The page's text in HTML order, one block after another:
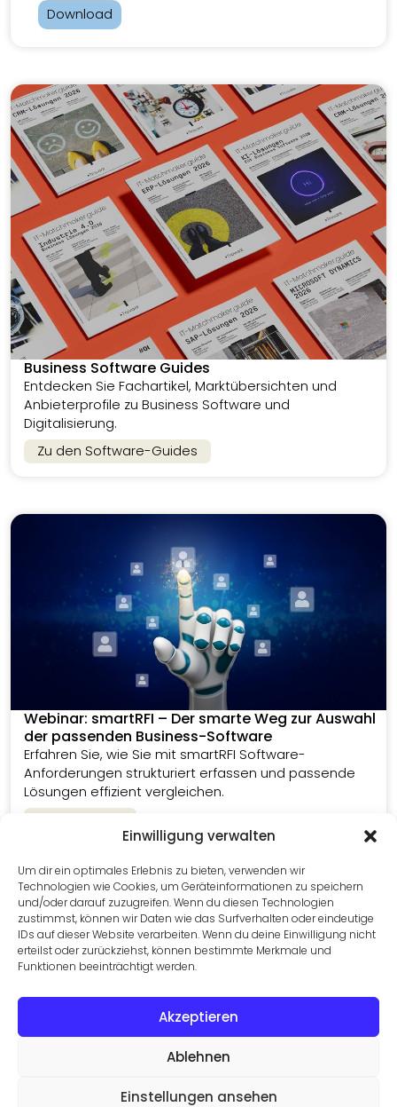
Einwilligung verwalten
Um dir ein optimales Erlebnis zu bieten, verwenden wir
Technologien wie Cookies, um Geräteinformationen zu speichern
und/oder darauf zuzugreifen. Wenn du diesen Technologien
zustimmst, können wir Daten wie das Surfverhalten oder eindeutige
IDs auf dieser Website verarbeiten. Wenn du deine Einwilligung nicht
erteilst oder zurückziehst, können bestimmte Merkmale und
Funktionen beeinträchtigt werden.
Akzeptieren
Ablehnen
Einstellungen ansehen
Download
Business Software Guides
Entdecken Sie Fachartikel, Marktübersichten und
Anbieterprofile zu Business Software und
Digitalisierung.
Zu den Software-Guides
Webinar: smartRFI – Der smarte Weg zur Auswahl
der passenden Business-Software
Erfahren Sie, wie Sie mit smartRFI Software-
Anforderungen strukturiert erfassen und passende
Lösungen effizient vergleichen.
Zum Webinar
filtern Sie nach Ihren Anforderungen und finden Sie